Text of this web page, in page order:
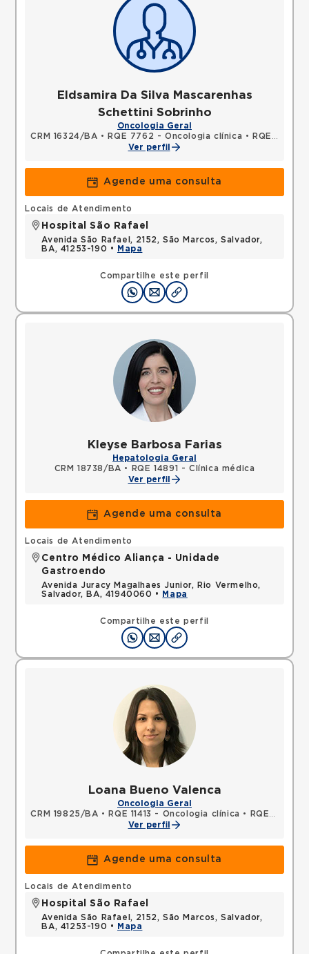
Eldsamira Da Silva Mascarenhas
Schettini Sobrinho
Oncologia Geral
CRM 16324/BA • RQE 7762 - Oncologia clínica •
RQE 7769 - Clínica médica
Ver perfil
Agende uma consulta
Compartilhe este perfil
Locais de Atendimento
Hospital São Rafael
Avenida São Rafael, 2152, São Marcos, Salvador,
BA, 41253-190 •
Mapa
Kleyse Barbosa Farias
Hepatologia Geral
CRM 18738/BA •
RQE 14891 - Clínica médica
Ver perfil
Agende uma consulta
Compartilhe este perfil
Locais de Atendimento
Centro Médico Aliança - Unidade
Gastroendo
Avenida Juracy Magalhaes Junior, Rio Vermelho,
Salvador, BA, 41940060 •
Mapa
Loana Bueno Valenca
Oncologia Geral
CRM 19825/BA • RQE 11413 - Oncologia clínica •
RQE 11414 - Clínica médica
Ver perfil
Agende uma consulta
Locais de Atendimento
Hospital São Rafael
Avenida São Rafael, 2152, São Marcos, Salvador,
BA, 41253-190 •
Mapa